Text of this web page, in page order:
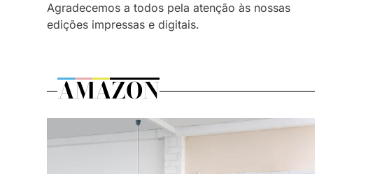
Agradecemos a todos pela atenção às nossas
edições impressas e digitais.
AMAZON